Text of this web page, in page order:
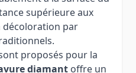
supérieure aux
décoloration par
proposés pour la
diamant offre un